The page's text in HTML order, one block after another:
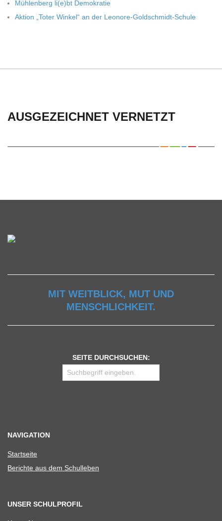
Müh­len­berg li(e)bt Demokratie
Aktion „Toter Win­kel“ an der Leonore-Goldschmidt-Schule
AUSGEZEICHNET VERNETZT
MIT WEITBLICK, MUT UND
MENSCHLICHKEIT.
SEITE DURCHSUCHEN:
NAVIGATION
Start­seite
Berichte aus dem Schulleben
UNSER SCHULPROFIL